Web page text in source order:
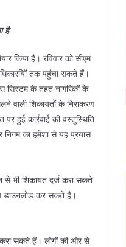
है
किया है। रविवार को सीएम
तक पहुंचा सकते हैं।
सिस्टम के तहत नागरिकों के
वाली शिकायतों के निराकरण
हुई कार्रवाई की वस्तुस्थिति
निगम का हमेशा से यह प्रयास
भी शिकायत दर्ज करा सकते
डाउनलोड कर सकते है।
करा सकते हैं। लोगों की ओर से